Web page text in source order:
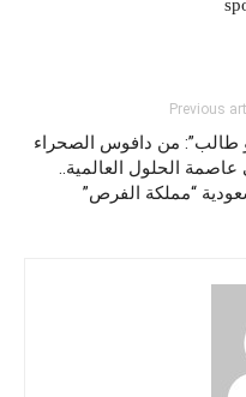
Previous
طالب”: من دافوس الصحراء
عاصمة الحلول العالمية..
“مملكة الفرص”